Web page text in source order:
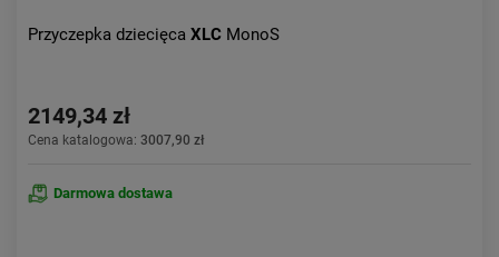
Przyczepka dziecięca XLC MonoS
2149,34 zł
Cena katalogowa: 3007,90 zł
Darmowa dostawa